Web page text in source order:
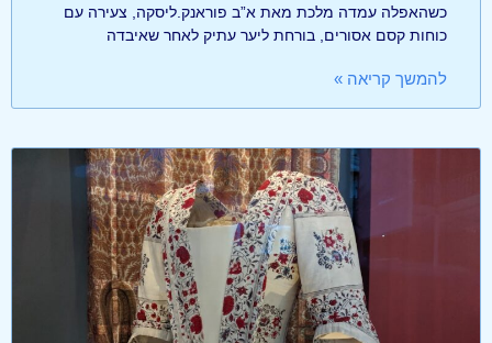
כשהאפלה עמדה מלכת מאת א”ב פוראנק.ליסקה, צעירה עם
כוחות קסם אסורים, בורחת ליער עתיק לאחר שאיבדה
להמשך קריאה »